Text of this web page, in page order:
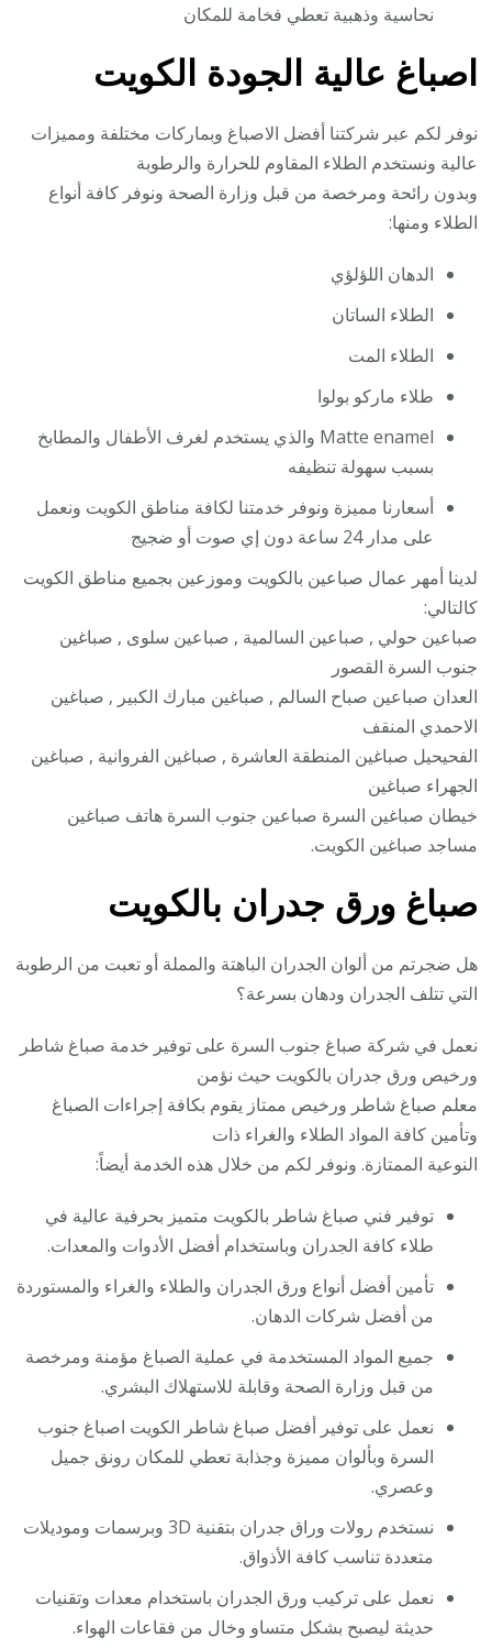
نحاسية وذهبية تعطي فخامة للمكان
اصباغ عالية الجودة الكويت
نوفر لكم عبر شركتنا أفضل الاصباغ وبماركات مختلفة ومميزات
عالية ونستخدم الطلاء المقاوم للحرارة والرطوبة
وبدون رائحة ومرخصة من قبل وزارة الصحة ونوفر كافة أنواع
الطلاء ومنها:
الدهان اللؤلؤي
الطلاء الساتان
الطلاء المت
طلاء ماركو بولوا
Matte enamel والذي يستخدم لغرف الأطفال والمطابخ
بسبب سهولة تنظيفه
أسعارنا مميزة ونوفر خدمتنا لكافة مناطق الكويت ونعمل
على مدار 24 ساعة دون إي صوت أو ضجيج
لدينا أمهر عمال صباعين بالكويت وموزعين بجميع مناطق الكويت
كالتالي:
صباعين حولي , صباعين السالمية , صباعين سلوى , صباغين
جنوب السرة القصور
العدان صباعين صباح السالم , صباغين مبارك الكبير , صباغين
الاحمدي المنقف
الفحيحيل صباغين المنطقة العاشرة , صباغين الفروانية , صباغين
الجهراء صباغين
خيطان صباغين السرة صباعين جنوب السرة هاتف صباغين
مساجد صباغين الكويت.
صباغ ورق جدران بالكويت
هل ضجرتم من ألوان الجدران الباهتة والمملة أو تعبت من الرطوبة
التي تتلف الجدران ودهان بسرعة؟
نعمل في شركة صباغ جنوب السرة على توفير خدمة صباغ شاطر
ورخيص ورق جدران بالكويت حيث نؤمن
معلم صباغ شاطر ورخيص ممتاز يقوم بكافة إجراءات الصباغ
وتأمين كافة المواد الطلاء والغراء ذات
النوعية الممتازة. ونوفر لكم من خلال هذه الخدمة أيضاً:
توفير فني صباغ شاطر بالكويت متميز بحرفية عالية في
طلاء كافة الجدران وباستخدام أفضل الأدوات والمعدات.
تأمين أفضل أنواع ورق الجدران والطلاء والغراء والمستوردة
من أفضل شركات الدهان.
جميع المواد المستخدمة في عملية الصباغ مؤمنة ومرخصة
من قبل وزارة الصحة وقابلة للاستهلاك البشري.
نعمل على توفير أفضل صباغ شاطر الكويت اصباغ جنوب
السرة وبألوان مميزة وجذابة تعطي للمكان رونق جميل
وعصري.
نستخدم رولات وراق جدران بتقنية 3D وبرسمات وموديلات
متعددة تناسب كافة الأذواق.
نعمل على تركيب ورق الجدران باستخدام معدات وتقنيات
حديثة ليصبح بشكل متساو وخال من فقاعات الهواء.